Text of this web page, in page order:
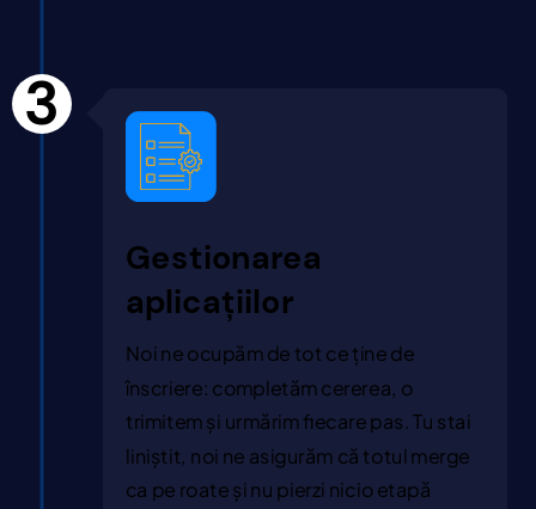
Gestionarea
aplicațiilor
Noi ne ocupăm de tot ce ține de
înscriere: completăm cererea, o
trimitem și urmărim fiecare pas. Tu stai
liniștit, noi ne asigurăm că totul merge
ca pe roate și nu pierzi nicio etapă
3